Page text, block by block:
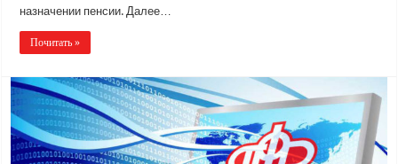
назначении пенсии. Далее…
Почитать »